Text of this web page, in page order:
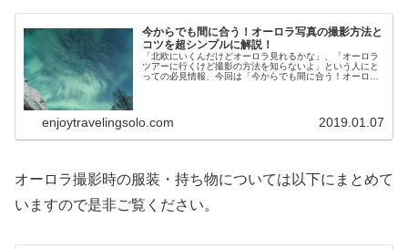
今からでも間に合う！オーロラ写真の撮影方法と
コツを超シンプルに解説！
「北欧にいくんだけどオーロラ見れるかな」、「オーロラ
ツアーに行くけど撮影の方法を知らないよ」という人にと
っての必見情報、今回は「今からでも間に合う！オーロラ
enjoytravelingsolo.com 2019.01.07
オーロラ撮影時の服装・持ち物については以下にまとめて
いますので是非ご覧ください。